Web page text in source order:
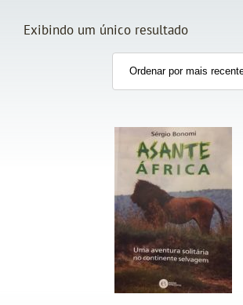
Exibindo um único resultado